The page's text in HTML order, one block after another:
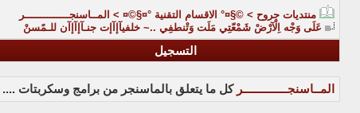
منتديات جروح > ©§¤° الاقسام التقنية °¤§©¤ > المــاسنجــــــــــــــر
عَلَى وَجْه اِلْآرْضْ شَمْعّتِي مَلَت وَتْنطفِي ..~ خلفيآإآإت جنـآإآإآن للـمًسنْ
التسجيل
المــاسنجــــــــــــــر كل ما يتعلق بالماسنجر من برامج وسكربتات ....